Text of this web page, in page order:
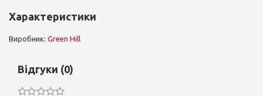
Характеристики
Виробник: Green Hill
Відгуки (0)